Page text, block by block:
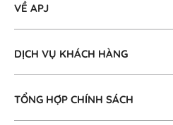
VỀ APJ
DỊCH VỤ KHÁCH HÀNG
TỔNG HỢP CHÍNH SÁCH